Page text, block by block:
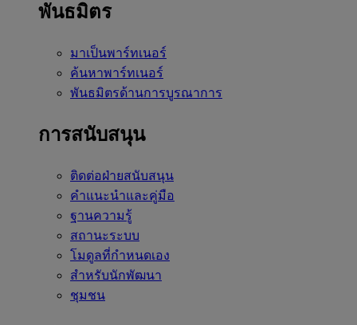
พันธมิตร
มาเป็นพาร์ทเนอร์
ค้นหาพาร์ทเนอร์
พันธมิตรด้านการบูรณาการ
การสนับสนุน
ติดต่อฝ่ายสนับสนุน
คำแนะนำและคู่มือ
ฐานความรู้
สถานะระบบ
โมดูลที่กำหนดเอง
สำหรับนักพัฒนา
ชุมชน